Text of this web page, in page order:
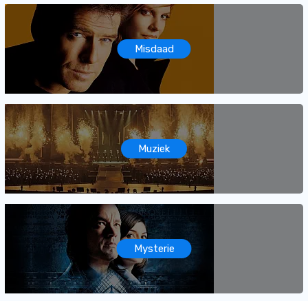
Misdaad
Muziek
Mysterie